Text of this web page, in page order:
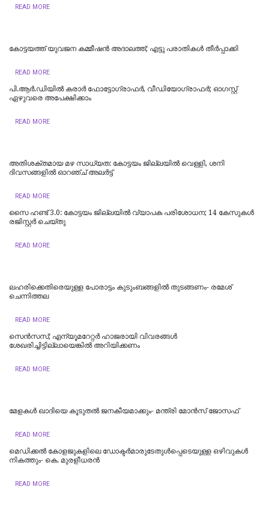
READ MORE
കോട്ടയത്ത് യുവജന കമ്മീഷൻ അദാലത്ത്; എട്ടു പരാതികൾ തീർപ്പാക്കി
READ MORE
പി.ആർ.ഡിയിൽ കരാർ ഫോട്ടോഗ്രാഫർ, വീഡിയോഗ്രാഫർ; ഓഗസ്റ്റ്
ഏഴുവരെ അപേക്ഷിക്കാം
READ MORE
അതിശക്തമായ മഴ സാധ്യത: കോട്ടയം ജില്ലയിൽ വെള്ളി, ശനി
ദിവസങ്ങളിൽ ഓറഞ്ച് അലർട്ട്
READ MORE
സൈ ഹണ്ട് 3.0: കോട്ടയം ജില്ലയിൽ വ്യാപക പരിശോധന; 14 കേസുകൾ
രജിസ്റ്റർ ചെയ്തു
READ MORE
ലഹരിക്കെതിരെയുള്ള പോരാട്ടം കുടുംബങ്ങളിൽ തുടങ്ങണം- രമേശ്
ചെന്നിത്തല
READ MORE
സെൻസസ്; എന്യൂമറേറ്റർ ഹാജരായി വിവരങ്ങൾ
ശേഖരിച്ചിട്ടില്ലായെങ്കിൽ അറിയിക്കണം
READ MORE
മേളകൾ ഖാദിയെ കൂടുതൽ ജനകീയമാക്കും- മന്ത്രി മോൻസ് ജോസഫ്
READ MORE
മെഡിക്കല്‍ കോളജുകളിലെ ഡോക്ടര്‍മാരുടേതുള്‍പ്പെടെയുള്ള ഒഴിവുകള്‍
നികത്തും- കെ. മുരളീധരന്‍
READ MORE